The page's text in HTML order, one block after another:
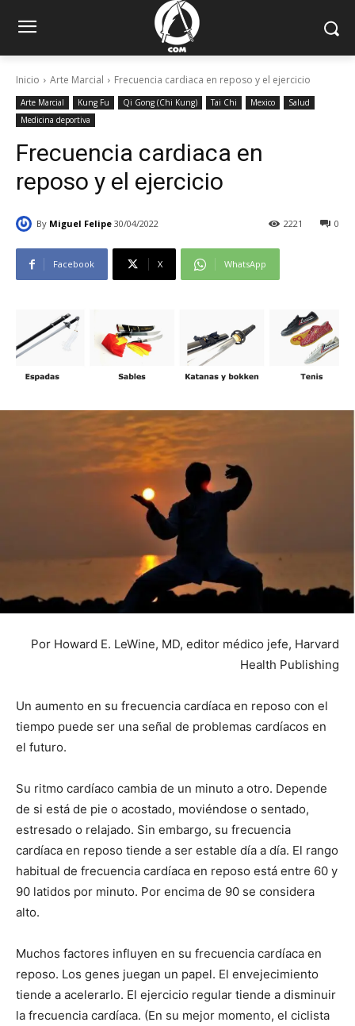
Inicio Arte Marcial Frecuencia cardiaca en reposo y el ejercicio
Arte Marcial Kung Fu Qi Gong (Chi Kung) Tai Chi Mexico
Salud
Medicina deportiva
Frecuencia cardiaca en
reposo y el ejercicio
By Miguel Felipe 30/04/2022 0
2221
Facebook X WhatsApp
Por Howard E. LeWine, MD, editor médico jefe, Harvard
Health Publishing
Un aumento en su frecuencia cardíaca en reposo con el
tiempo puede ser una señal de problemas cardíacos en
el futuro.
Su ritmo cardíaco cambia de un minuto a otro. Depende
de si está de pie o acostado, moviéndose o sentado,
estresado o relajado. Sin embargo, su frecuencia
cardíaca en reposo tiende a ser estable día a día. El rango
habitual de frecuencia cardíaca en reposo está entre 60 y
90 latidos por minuto. Por encima de 90 se considera
alto.
Muchos factores influyen en su frecuencia cardíaca en
reposo. Los genes juegan un papel. El envejecimiento
tiende a acelerarlo. El ejercicio regular tiende a disminuir
la frecuencia cardíaca. (En su mejor momento, el ciclista